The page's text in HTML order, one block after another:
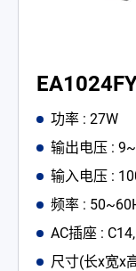
功率 : 27W
输出电压 :
输入电压 :
频率 :
AC插座 :
尺寸(长x宽x